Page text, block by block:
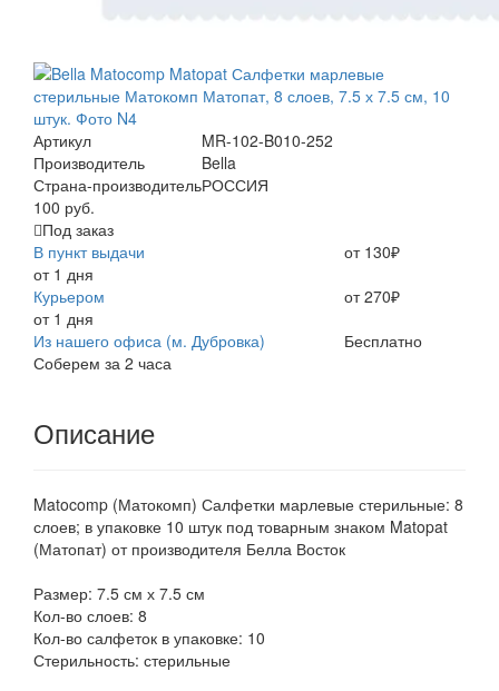
Артикул
MR-102-B010-252
Производитель
Bella
Страна-производительРОССИЯ
100 руб.
Под заказ
В пункт выдачи
от 1 дня
от 130₽
Курьером
от 1 дня
от 270₽
Из нашего офиса (м. Дубровка)
Соберем за 2 часа
Бесплатно
Описание
Matocomp (Матокомп) Салфетки марлевые стерильные: 8
слоев; в упаковке 10 штук под товарным знаком Matopat
(Матопат) от производителя Белла Восток
Размер: 7.5 см х 7.5 см
Кол-во слоев: 8
Кол-во салфеток в упаковке: 10
Стерильность: стерильные